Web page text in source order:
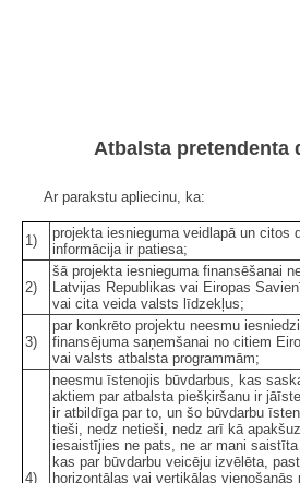
Atbalsta pretendenta
Ar parakstu apliecinu, ka:
1)
projekta iesnieguma veidlapā un citos
informācija ir patiesa;
2)
šā projekta iesnieguma finansēšanai
Latvijas Republikas vai Eiropas
vai cita veida valsts līdzekļus;
3)
par konkrēto projektu neesmu
finansējuma saņemšanai no citiem
vai valsts atbalsta programmām;
4)
neesmu īstenojis būvdarbus, kas
aktiem par atbalsta piešķiršanu ir
ir atbildīga par to, un šo būvdarbu
tieši, nedz netieši, nedz arī kā
iesaistījies ne pats, ne ar mani saistīta
kas par būvdarbu veicēju izvēlēta,
horizontālas vai vertikālas vienošanās